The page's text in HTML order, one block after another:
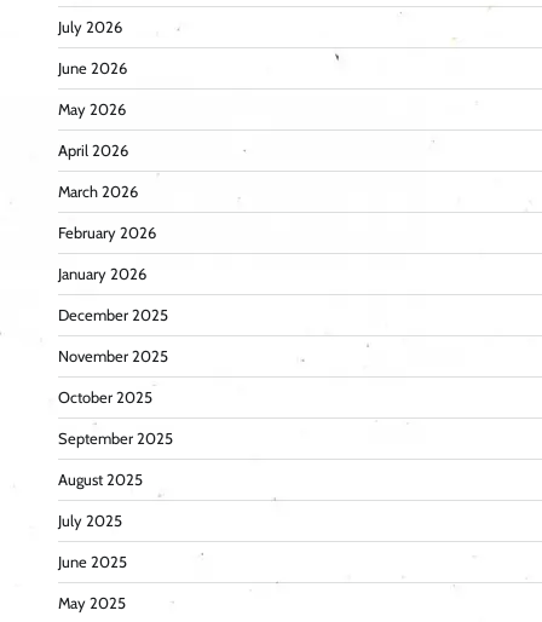
July 2026
June 2026
May 2026
April 2026
March 2026
February 2026
January 2026
December 2025
November 2025
October 2025
September 2025
August 2025
July 2025
June 2025
May 2025